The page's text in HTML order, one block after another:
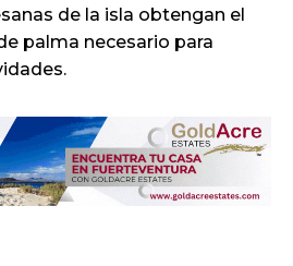
de la isla obtengan el
palma necesario para